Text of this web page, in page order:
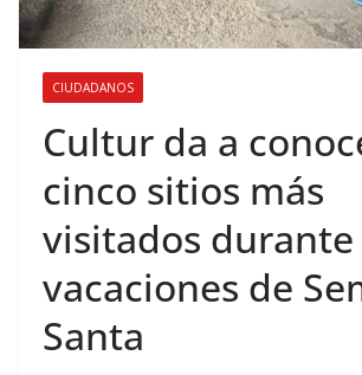
CIUDADANOS
Cultur da a
cinco sitios más
visitados durante
vacaciones de
Santa